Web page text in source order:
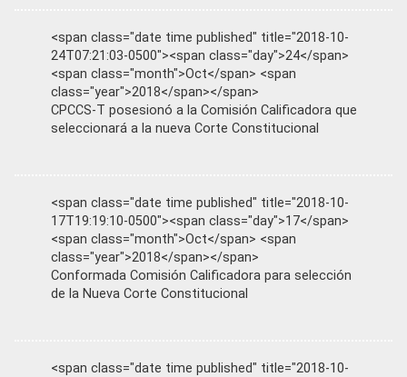
<span class="date time published" title="2018-10-
24T07:21:03-0500"><span class="day">24</span>
<span class="month">Oct</span> <span
class="year">2018</span></span>
CPCCS-T posesionó a la Comisión Calificadora que
seleccionará a la nueva Corte Constitucional
<span class="date time published" title="2018-10-
17T19:19:10-0500"><span class="day">17</span>
<span class="month">Oct</span> <span
class="year">2018</span></span>
Conformada Comisión Calificadora para selección
de la Nueva Corte Constitucional
<span class="date time published" title="2018-10-